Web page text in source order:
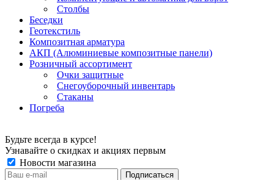
Столбы
Беседки
Геотекстиль
Композитная арматура
АКП (Алюминиевые композитные панели)
Розничный ассортимент
Очки защитные
Снегоуборочный инвентарь
Стаканы
Погреба
Будьте всегда в курсе!
Узнавайте о скидках и акциях первым
Новости магазина